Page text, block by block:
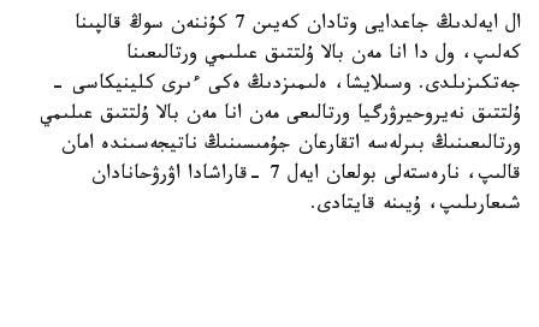
ال ايەلدىڭ جاعدايى وتادان كەيىن 7 كۇننەن سوڭ قالپىنا
كەلىپ، ول دا انا مەن بالا ۇلتتىق عىلىمي ورتالىعىنا
جەتكىزىلدى. وسىلايشا، ەلىمىزدىڭ ەكى ءىرى كلينيكاسى -
ۇلتتىق نەيروحيرۋرگيا ورتالىعى مەن انا مەن بالا ۇلتتىق عىلىمي
ورتالىعىنىڭ بىرلەسە اتقارعان جۇمىسىنىڭ ناتيجەسىندە امان
قالىپ، نارەستەلى بولعان ايەل 7 -قاراشادا اۋرۋحانادان
شىعارىلىپ، ۇيىنە قايتادى.